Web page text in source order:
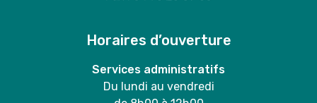
Horaires d’ouverture
Services administratifs
Du lundi au vendredi